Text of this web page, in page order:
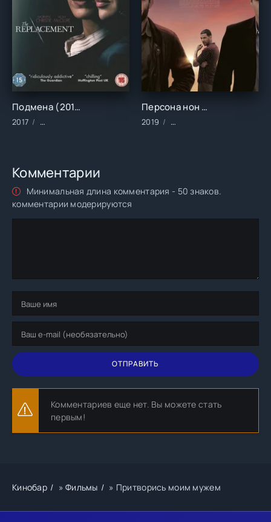
Подмена (2017)
2017 Сериалы/Зарубежные/Драма/Криминал/Триллер
Персона нон грата (2019)
2019 Фильмы/2019 год/
Комментарии
Минимальная длина комментария - 50 знаков.
комментарии модерируются
ОТПРАВИТЬ
Комментариев еще нет. Вы можете стать
первым!
Кинобар »Фильмы » Притворись моим мужем